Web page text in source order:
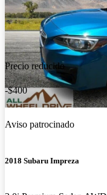
Precio reducido
-$400
Aviso patrocinado
2018 Subaru Impreza